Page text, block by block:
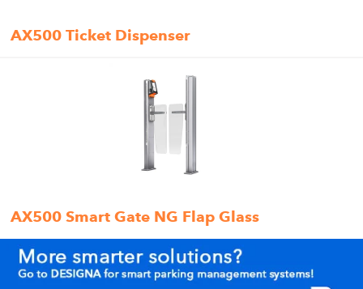
AX500 Ticket Dispenser
AX500 Smart Gate NG Flap Glass